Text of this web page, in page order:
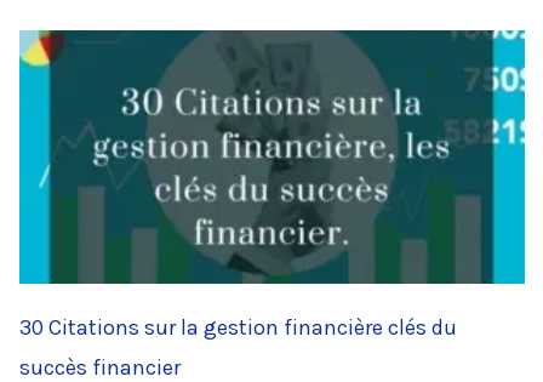
30 Citations sur la gestion financière clés du
succès financier